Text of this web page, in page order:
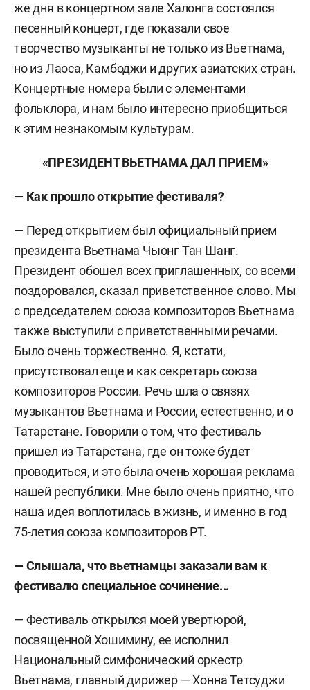
же дня в концертном зале Халонга состоялся
песенный концерт, где показали свое
творчество музыканты не только из Вьетнама,
но из Лаоса, Камбоджи и других азиатских стран.
Концертные номера были с элементами
фольклора, и нам было интересно приобщиться
к этим незнакомым культурам.
«ПРЕЗИДЕНТ ВЬЕТНАМА ДАЛ ПРИЕМ»
— Как прошло открытие фестиваля?
— Перед открытием был официальный прием
президента Вьетнама Чыонг Тан Шанг.
Президент обошел всех приглашенных, со всеми
поздоровался, сказал приветственное слово. Мы
с председателем союза композиторов Вьетнама
также выступили с приветственными речами.
Было очень торжественно. Я, кстати,
присутствовал еще и как секретарь союза
композиторов России. Речь шла о связях
музыкантов Вьетнама и России, естественно, и о
Татарстане. Говорили о том, что фестиваль
пришел из Татарстана, где он тоже будет
проводиться, и это была очень хорошая реклама
нашей республики. Мне было очень приятно, что
наша идея воплотилась в жизнь, и именно в год
75-летия союза композиторов РТ.
— Слышала, что вьетнамцы заказали вам к
фестивалю специальное сочинение...
— Фестиваль открылся моей увертюрой,
посвященной Хошимину, ее исполнил
Национальный симфонический оркестр
Вьетнама, главный дирижер — Хонна Тетсуджи